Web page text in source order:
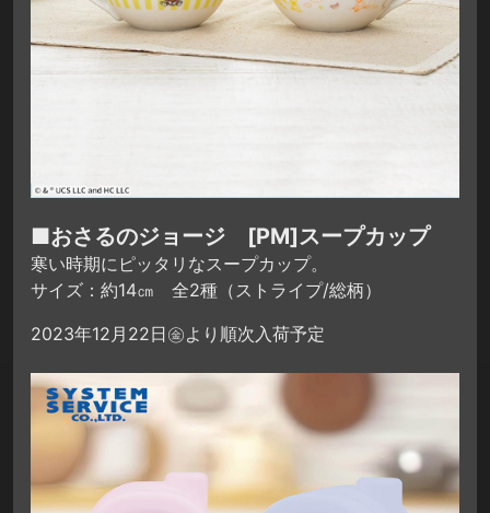
■おさるのジョージ [PM]スープカップ
寒い時期にピッタリなスープカップ。
サイズ：約14㎝ 全2種（ストライプ/総柄）
2023年12月22日㊎より順次入荷予定